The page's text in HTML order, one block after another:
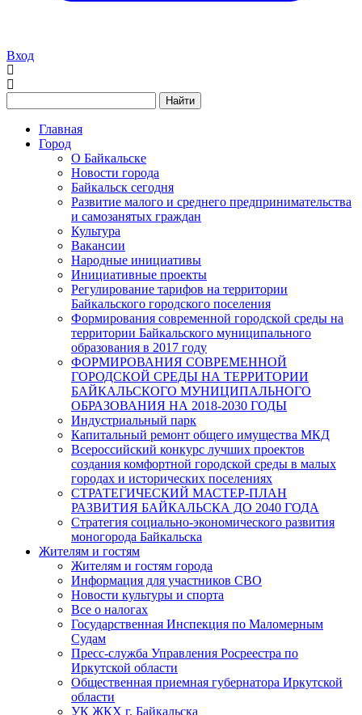
Вход
Найти
Главная
Город
О Байкальске
Новости города
Байкальск сегодня
Развитие малого и среднего предпринимательства
и самозанятых граждан
Культура
Вакансии
Народные инициативы
Инициативные проекты
Регулирование тарифов на территории
Байкальского городского поселения
Формирования современной городской среды на
территории Байкальского муниципального
образования в 2017 году
ФОРМИРОВАНИЯ СОВРЕМЕННОЙ
ГОРОДСКОЙ СРЕДЫ НА ТЕРРИТОРИИ
БАЙКАЛЬСКОГО МУНИЦИПАЛЬНОГО
ОБРАЗОВАНИЯ НА 2018-2030 ГОДЫ
Индустриальный парк
Капитальный ремонт общего имущества МКД
Всероссийский конкурс лучших проектов
создания комфортной городской среды в малых
городах и исторических поселениях
СТРАТЕГИЧЕСКИЙ МАСТЕР-ПЛАН
РАЗВИТИЯ БАЙКАЛЬСКА ДО 2040 ГОДА
Стратегия социально-экономического развития
моногорода Байкальска
Жителям и гостям
Жителям и гостям города
Информация для участников СВО
Новости культуры и спорта
Все о налогах
Государственная Инспекция по Маломерным
Судам
Пресс-служба Управления Росреестра по
Иркутской области
Общественная приемная губернатора Иркутской
области
УК ЖКХ г. Байкальска